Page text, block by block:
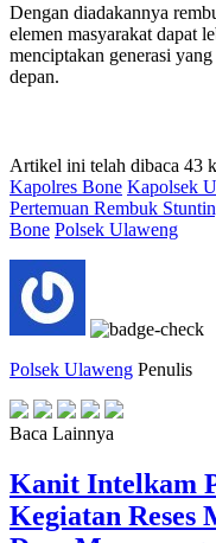
Dengan diadakannya
elemen masyarakat dapat
menciptakan generasi
depan.
Artikel ini telah dibaca 43
Kapolres Bone Kapolsek
Pertemuan Rembuk
Bone Polsek Ulaweng
Polsek Ulaweng Penulis
Baca Lainnya
Kanit Intelkam
Kegiatan Reses